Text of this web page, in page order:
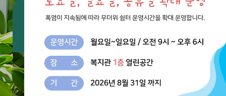
통합검색
주요사업 수서다함께키움센터